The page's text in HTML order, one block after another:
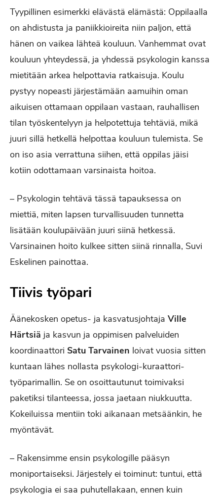
Tyypillinen esimerkki elävästä elämästä: Oppilaalla
on ahdistusta ja paniikkioireita niin paljon, että
hänen on vaikea lähteä kouluun. Vanhemmat ovat
kouluun yhteydessä, ja yhdessä psykologin kanssa
mietitään arkea helpottavia ratkaisuja. Koulu
pystyy nopeasti järjestämään aamuihin oman
aikuisen ottamaan oppilaan vastaan, rauhallisen
tilan työskentelyyn ja helpotettuja tehtäviä, mikä
juuri sillä hetkellä helpottaa kouluun tulemista. Se
on iso asia verrattuna siihen, että oppilas jäisi
kotiin odottamaan varsinaista hoitoa.
– Psykologin tehtävä tässä tapauksessa on
miettiä, miten lapsen turvallisuuden tunnetta
lisätään koulupäivään juuri siinä hetkessä.
Varsinainen hoito kulkee sitten siinä rinnalla, Suvi
Eskelinen painottaa.
Tiivis työpari
Äänekosken opetus- ja kasvatusjohtaja Ville
Härtsiä ja kasvun ja oppimisen palveluiden
koordinaattori Satu Tarvainen loivat vuosia sitten
kuntaan lähes nollasta psykologi-kuraattori-
työparimallin. Se on osoittautunut toimivaksi
paketiksi tilanteessa, jossa jaetaan niukkuutta.
Kokeiluissa mentiin toki aikanaan metsäänkin, he
myöntävät.
– Rakensimme ensin psykologille pääsyn
moniportaiseksi. Järjestely ei toiminut: tuntui, että
psykologia ei saa puhutellakaan, ennen kuin